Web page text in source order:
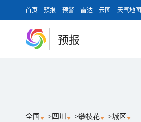
首页 预报 预警 雷达 云图 天气地图
预报
全国 > 四川 >攀枝花 >城区